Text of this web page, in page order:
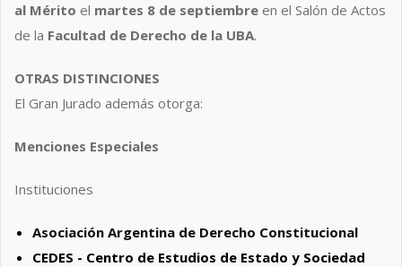
al Mérito el martes 8 de septiembre en el Salón de Actos
de la Facultad de Derecho de la UBA.
OTRAS DISTINCIONES
El Gran Jurado además otorga:
Menciones Especiales
Instituciones
Asociación Argentina de Derecho Constitucional
CEDES - Centro de Estudios de Estado y Sociedad